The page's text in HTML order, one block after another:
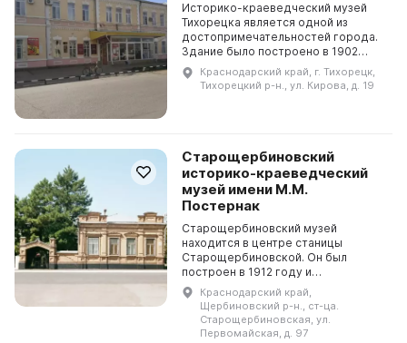
Историко-краеведческий музей
Тихорецка является одной из
достопримечательностей города.
Здание было построено в 1902
году для железнодорожного
общественного собрания.
Основатель музея - краевед-
Краснодарский край, г. Тихорецк,
Тихорецкий р-н., ул. Кирова, д. 19
Старощербиновский
историко-краеведческий
музей имени М.М.
Постернак
Старощербиновский музей
находится в центре станицы
Старощербиновской. Он был
построен в 1912 году и
принадлежал зажиточному казаку
по имени Крикун. Здание имеет
историческую планировку и
фасады, и вхо...
Краснодарский край,
Щербиновский р-н., ст-ца.
Старощербиновская, ул.
Первомайская, д. 97